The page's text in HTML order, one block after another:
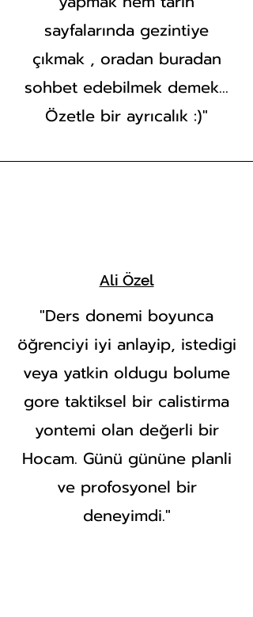
sayfalarında gezintiye
çıkmak , oradan buradan
sohbet edebilmek demek…
Özetle bir ayrıcalık :)"
Ali Özel
"Ders donemi boyunca
öğrenciyi iyi anlayip, istedigi
veya yatkin oldugu bolume
gore taktiksel bir calistirma
yontemi olan değerli bir
Hocam. Günü gününe planli
ve profosyonel bir
deneyimdi."